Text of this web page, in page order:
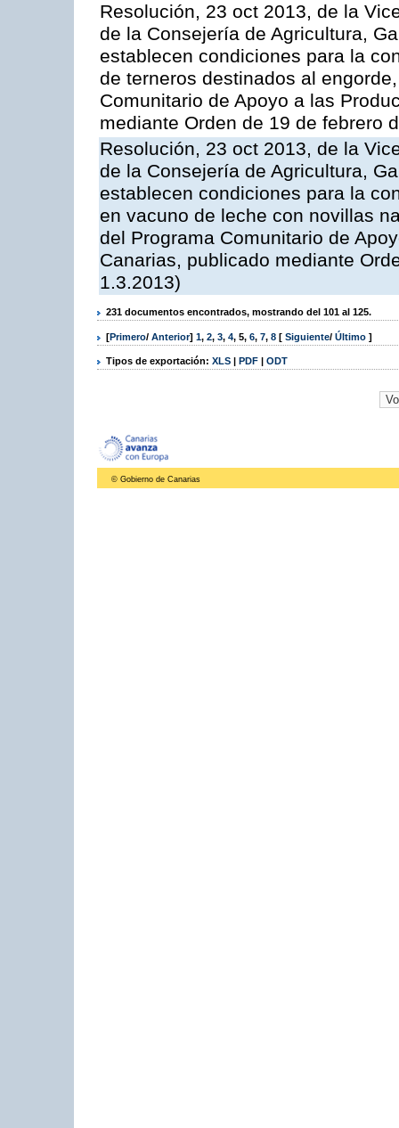
Resolución, 23 oct 2013, de la
de la Consejería de Agricultura,
establecen condiciones para la
de terneros destinados al
Comunitario de Apoyo a las
mediante Orden de 19 de febrero
Resolución, 23 oct 2013, de la
de la Consejería de Agricultura,
establecen condiciones para la
en vacuno de leche con novillas
del Programa Comunitario de
Canarias, publicado mediante
1.3.2013)
231 documentos encontrados, mostrando del 101 al 125.
[Primero/ Anterior] 1, 2, 3, 4, 5, 6, 7, 8 [ Siguiente/ Último ]
Tipos de exportación: XLS | PDF | ODT
© Gobierno de Canarias